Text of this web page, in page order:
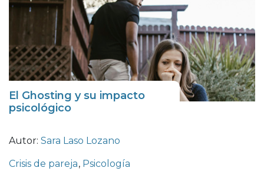
El Ghosting y su impacto
psicológico
Autor: Sara Laso Lozano
Crisis de pareja, Psicología